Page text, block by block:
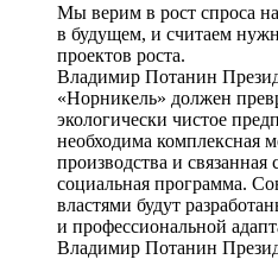
Мы верим в рост спроса
в будущем, и считаем
проектов роста.
Владимир Потанин
«Норникель» должен
экологически чистое
необходима комплексная
производства и связанная
социальная программа.
властями будут
и профессиональной
Владимир Потанин